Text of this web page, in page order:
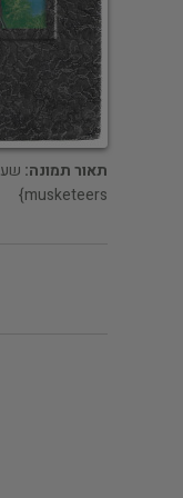
תאור תמונה:
musketeers}